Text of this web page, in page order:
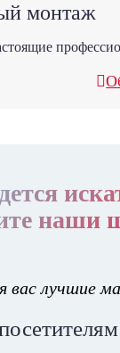
монтаж
наши
вас лучшие